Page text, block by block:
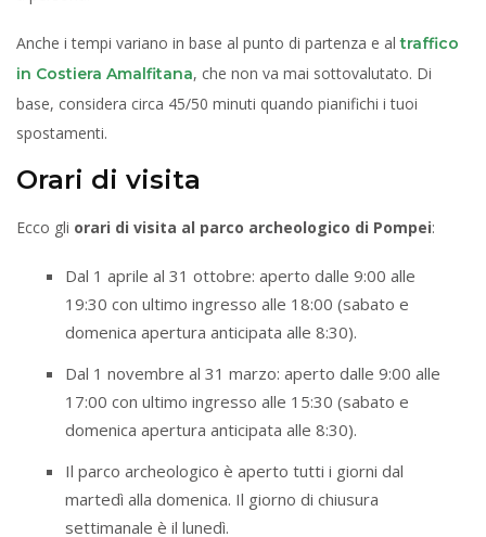
Anche i tempi variano in base al punto di partenza e altraffico
in Costiera Amalfitana, che non va mai sottovalutato. Di
base, considera circa 45/50 minuti quando pianifichi i tuoi
spostamenti.
Orari di visita
Ecco gli orari di visita al parco archeologico di Pompei:
Dal 1 aprile al 31 ottobre: aperto dalle 9:00 alle
19:30 con ultimo ingresso alle 18:00 (sabato e
domenica apertura anticipata alle 8:30).
Dal 1 novembre al 31 marzo: aperto dalle 9:00 alle
17:00 con ultimo ingresso alle 15:30 (sabato e
domenica apertura anticipata alle 8:30).
Il parco archeologico è aperto tutti i giorni dal
martedì alla domenica. Il giorno di chiusura
settimanale è il lunedì.